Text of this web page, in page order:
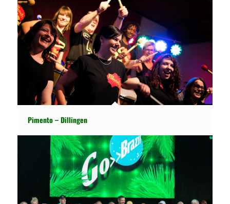
Pimento – Dillingen